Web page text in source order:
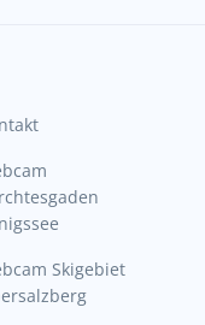
Skigebiet